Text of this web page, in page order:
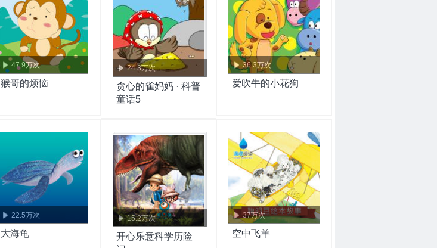
47.9万次
猴哥的烦恼
24.3万次
贪心的雀妈妈 · 科普
童话5
36.3万次
爱吹牛的小花狗
22.5万次
大海龟
15.2万次
开心乐意科学历险
37万次
空中飞羊